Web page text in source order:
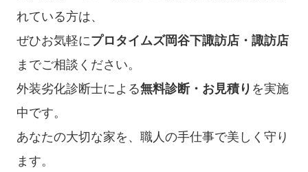
れている方は、
ぜひお気軽にプロタイムズ岡谷下諏訪店・諏訪店
までご相談ください。
外装劣化診断士による無料診断・お見積り を実施
中です。
あなたの大切な家を、職人の手仕事で美しく守り
ます。